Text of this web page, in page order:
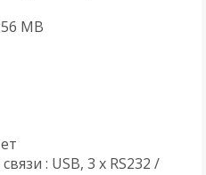
MB
: USB, 3 x RS232 /